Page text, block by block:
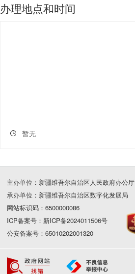
办理地点和时间
暂无
主办单位：新疆维吾尔自治区人民政府办公厅
承办单位：新疆维吾尔自治区数字化发展局
网站标识码：6500000086
ICP备案号：新ICP备2024011506号
公安备案号：65010202001320